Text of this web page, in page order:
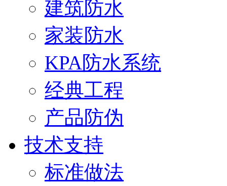
建筑防水
家装防水
KPA防水系统
经典工程
产品防伪
技术支持
标准做法